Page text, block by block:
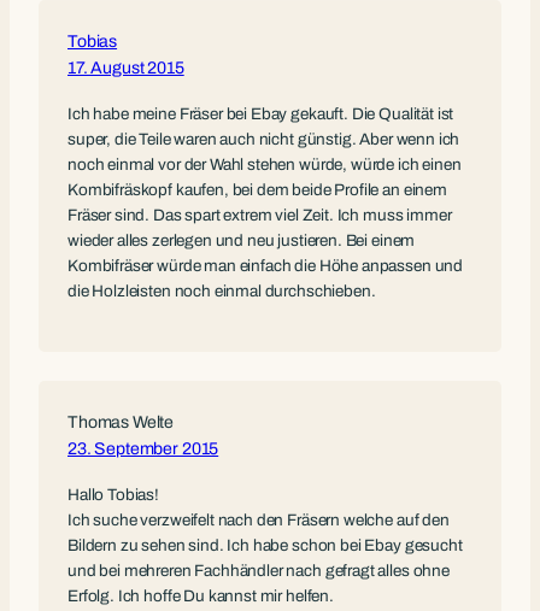
Tobias
17. August 2015
Ich habe meine Fräser bei Ebay gekauft. Die Qualität ist
super, die Teile waren auch nicht günstig. Aber wenn ich
noch einmal vor der Wahl stehen würde, würde ich einen
Kombifräskopf kaufen, bei dem beide Profile an einem
Fräser sind. Das spart extrem viel Zeit. Ich muss immer
wieder alles zerlegen und neu justieren. Bei einem
Kombifräser würde man einfach die Höhe anpassen und
die Holzleisten noch einmal durchschieben.
Thomas Welte
23. September 2015
Hallo Tobias!
Ich suche verzweifelt nach den Fräsern welche auf den
Bildern zu sehen sind. Ich habe schon bei Ebay gesucht
und bei mehreren Fachhändler nach gefragt alles ohne
Erfolg. Ich hoffe Du kannst mir helfen.